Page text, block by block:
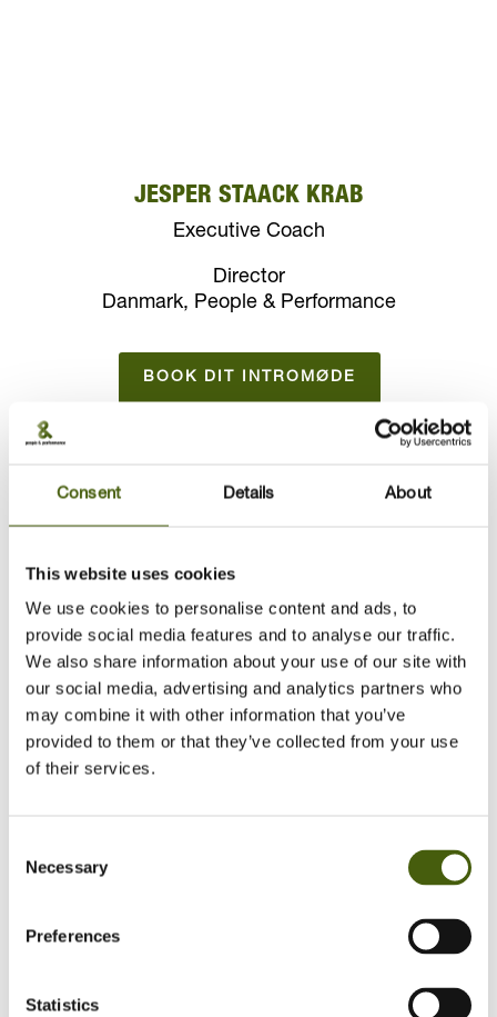
Consent Details About
This website uses cookies
We use cookies to personalise content and ads, to
provide social media features and to analyse our traffic.
We also share information about your use of our site with
our social media, advertising and analytics partners who
may combine it with other information that you’ve
provided to them or that they’ve collected from your use
of their services.
Selection
Necessary
Preferences
Statistics
JESPER STAACK KRAB
Executive Coach
Director
Danmark, People & Performance
BOOK DIT INTROMØDE
Om Jesper Staack Krab
Lederens rolle som rollemodel er afgørende for
organisationens udvikling og fremdrift. Alle mål og
og engageret i egen udvikling og dermed skaber basis
for organisationen udvikles. Det er lederens ansvar, at
“udvikling” ikke bare er noget, vi taler om.
Jeg er uddannet psykolog fra Aarhus Universitet og jeg
har over 30 års erfaring som konsulent indenfor
ledelsesudvikling og mere end 20 år som leder. Det har
givet mig en solid forståelse af ledelse og de dilemmaer
og udfordringer, ledere møder.